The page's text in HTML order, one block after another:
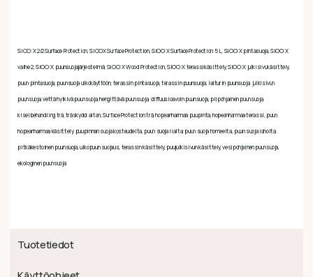
SiOO:X 2/2 Surface Protection, SiOOX Surface Protection, SiOO:X Surface Protection 5 L, SiOO:X pintasuoja, SiOO:X
vaihe 2, SiOO:X puunsuojajärjestelmä, SiOO:X Wood Protection, SiOO:X terassikäsittely, SiOO:X julkisivukäsittely,
puun pintasuoja, puunsuoja ulkokäyttöön, terassin pintasuoja, terassin puunsuoja, laiturin puunsuoja, julkisivun
puunsuoja, vettä hylkivä puunsuoja, hengittävä puunsuoja, diffuusioavoin puunsuoja, piipohjainen puunsuoja,
kiselbehandling trä, träskydd altan, Surface Protection trä, hopeanharmaa puupinta, hopeanharmaa terassi, puun
hopeanharmaa käsittely, puupinnan suoja kosteudelta, puun suoja lialta, puun suoja homeelta, puun suoja laholta,
pitkäkestoinen puunsuoja, ulkopuun suojaus, terassin käsittely, puujulkisivun käsittely, vesipohjainen puunsuoja,
ekologinen puunsuoja
Tuotetiedot